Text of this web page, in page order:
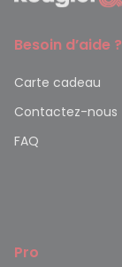
Besoin d’aide ?
Carte cadeau
Contactez-nous
FAQ
Pro